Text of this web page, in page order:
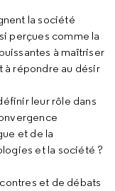
la société
perçues comme la
à maîtriser
à répondre au désir
leur rôle dans
et de la
et la société ?
et de débats